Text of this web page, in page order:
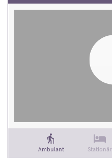
Ambulant Stationär